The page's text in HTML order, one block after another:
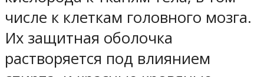
числе к клеткам головного мозга.
Их защитная оболочка
растворяется под влиянием